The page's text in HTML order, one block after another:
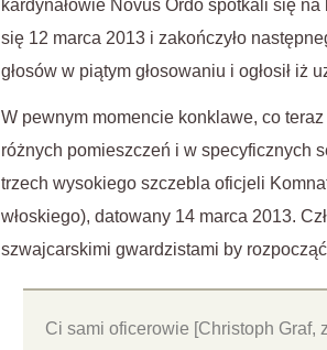
kardynałowie Novus Ordo spotkali się
się 12 marca 2013 i zakończyło
głosów w piątym głosowaniu i ogłosił iż
W pewnym momencie konklawe, co
różnych pomieszczeń i w specyficznych
trzech wysokiego szczebla oficjeli
włoskiego), datowany 14 marca 2013.
szwajcarskimi gwardzistami by
Ci sami oficerowie [Christoph